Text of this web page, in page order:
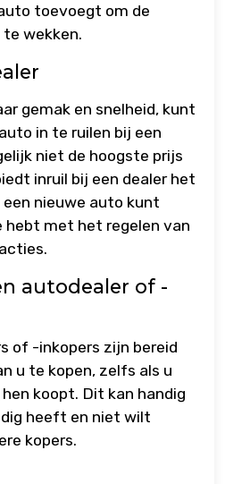
toevoegt om de
wekken.
gemak en snelheid, kunt
in te ruilen bij een
niet de hoogste prijs
inruil bij een dealer het
nieuwe auto kunt
hebt met het regelen van
autodealer of -
of -inkopers zijn bereid
u te kopen, zelfs als u
koopt. Dit kan handig
heeft en niet wilt
kopers.